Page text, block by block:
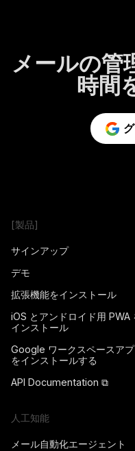
メールの管
時間
[製品]
サインアップ
デモ
拡張機能をインストール
iOS とアンドロイド用 PWA
インストール
Google ワークスペースアプ
をインストールする
API Documentation ⧉
人工知能
メール自動化エージェント